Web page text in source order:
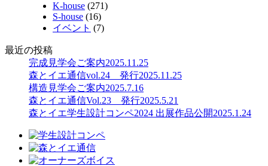
K-house (271)
S-house (16)
イベント (7)
最近の投稿
完成見学会ご案内2025.11.25
森とイエ通信vol.24 発行2025.11.25
構造見学会ご案内2025.7.16
森とイエ通信Vol.23 発行2025.5.21
森とイエ学生設計コンペ2024 出展作品公開2025.1.24